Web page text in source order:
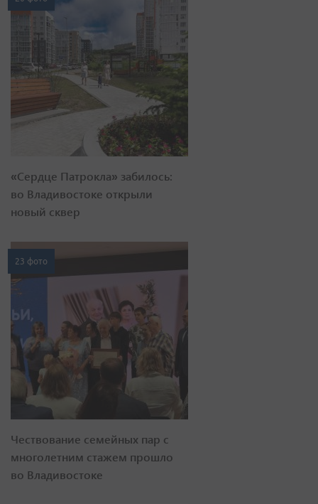
«Сердце Патрокла» забилось:
во Владивостоке открыли
новый сквер
23 фото
Чествование семейных пар с
многолетним стажем прошло
во Владивостоке